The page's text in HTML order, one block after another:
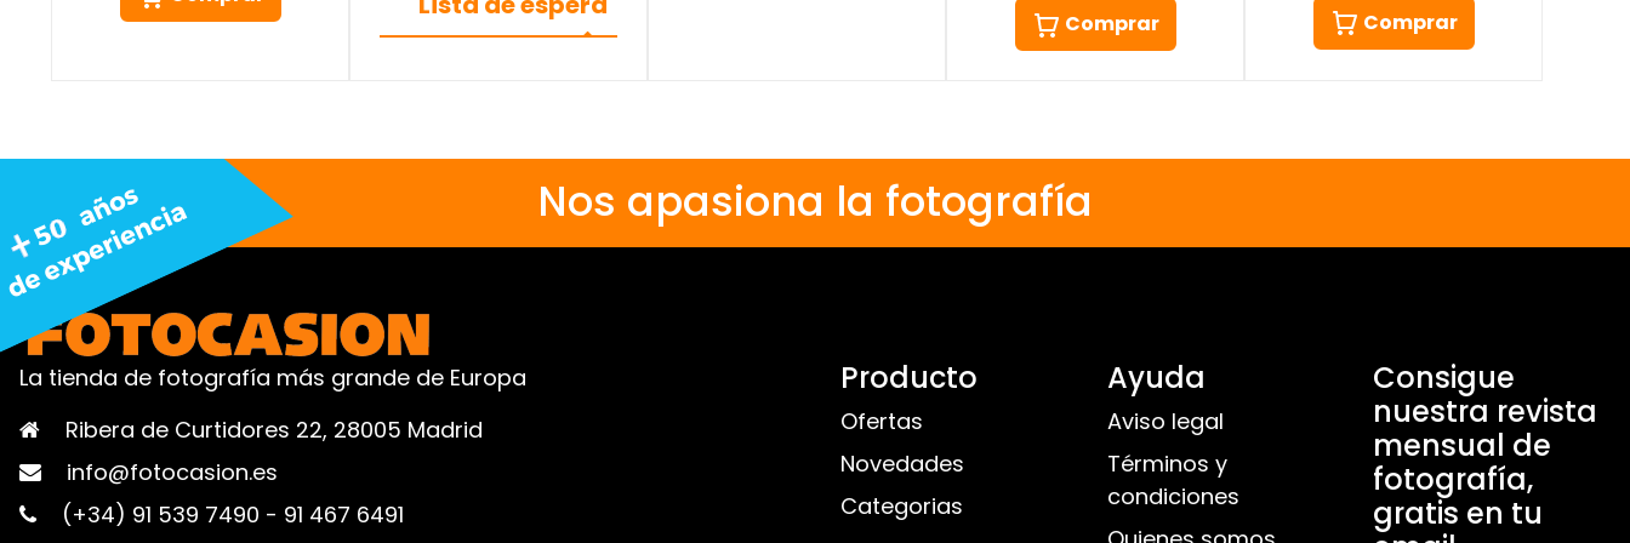
Comprar Comprar
Nos apasiona la fotografía
La tienda de fotografía más grande de Europa
Ribera de Curtidores 22, 28005 Madrid
info@fotocasion.es
(+34) 91 539 7490 - 91 467 6491
Producto
Ofertas
Novedades
Categorias
Ayuda
Aviso legal
Términos y
condiciones
Consigue
nuestra revista
mensual de
fotografía,
gratis en tu